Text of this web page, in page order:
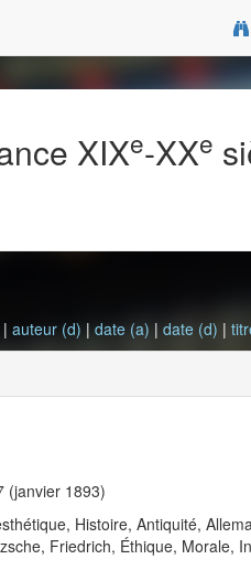
XIXe-XXe
|auteur (d) |date (a) |date (d) |
(janvier 1893)
Histoire, Antiquité,
Friedrich, Éthique, Morale,